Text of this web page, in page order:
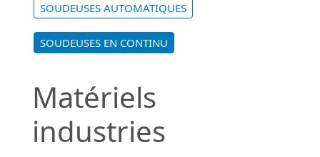
SOUDEUSES AUTOMATIQUES
SOUDEUSES EN CONTINU
Matériels
industries